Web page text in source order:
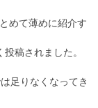
めて薄めに紹介す
稿されました。
足りなくなってき